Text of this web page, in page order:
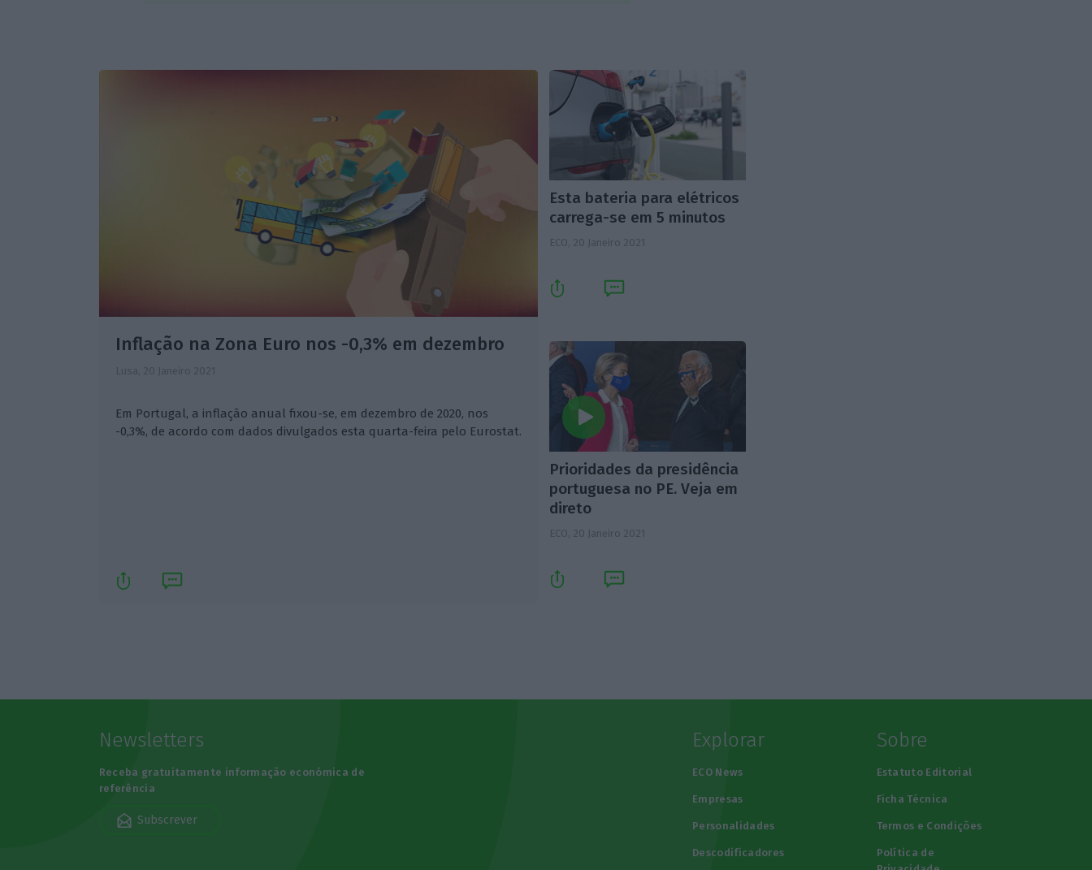
Inflação na Zona Euro nos -0,3% em dezembro
Lusa, 20 Janeiro 2021
Em Portugal, a inflação anual fixou-se, em dezembro de 2020, nos
-0,3%, de acordo com dados divulgados esta quarta-feira pelo Eurostat.
Esta bateria para elétricos
carrega-se em 5 minutos
ECO, 20 Janeiro 2021
Prioridades da presidência
portuguesa no PE. Veja em
direto
ECO, 20 Janeiro 2021
Newsletters
Receba gratuitamente informação económica de
referência
Subscrever
Explorar
ECO News
Empresas
Personalidades
Descodificadores
Sobre
Estatuto Editorial
Ficha Técnica
Termos e Condições
Política de